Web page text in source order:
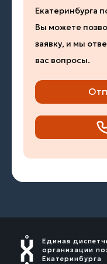
Екатеринбурга
Вы можете
заявку, и мы
вас вопросы.
Единая
организации
Екатеринбурга